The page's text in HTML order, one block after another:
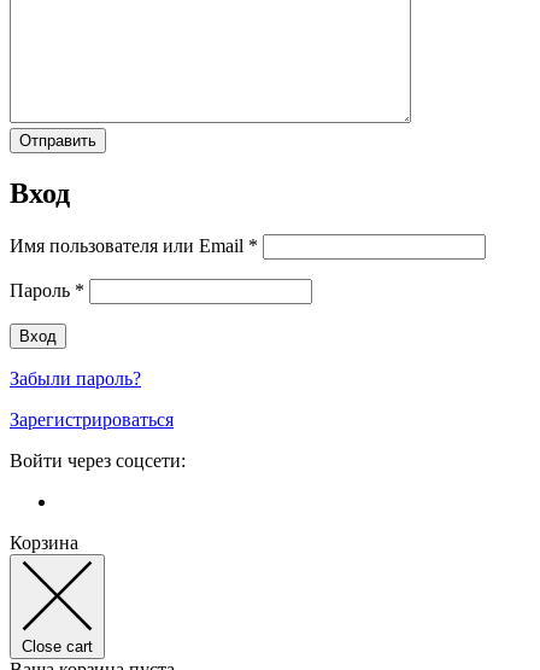
Вход
Имя пользователя или Email *
Пароль *
Забыли пароль?
Зарегистрироваться
Войти через соцсети:
Корзина
Close cart